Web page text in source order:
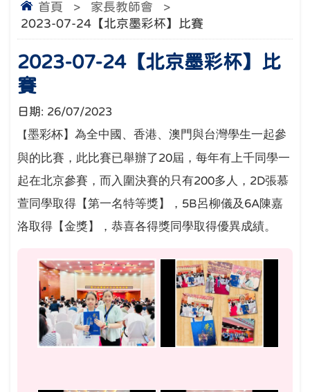
首頁 > 家長教師會
>
2023-07-24【北京墨彩杯】比賽
2023-07-24【北京墨彩杯】比
賽
日期: 26/07/2023
【墨彩杯】為全中國、香港、澳門與台灣學生一起參
與的比賽，此比賽已舉辦了20屆，每年有上千同學一
起在北京參賽，而入圍決賽的只有200多人， 2D張慕
萱同學取得【第一名特等獎】， 5B呂柳儀及 6A陳嘉
洛取得【金獎】，恭喜各得獎同學取得優異成績。